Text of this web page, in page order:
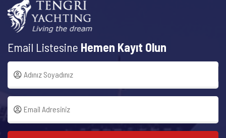
Email Listesine Hemen Kayıt Olun